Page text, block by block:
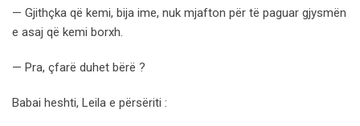
— Gjithçka që kemi, bija ime, nuk mjafton për të paguar gjysmën
e asaj që kemi borxh.
— Pra, çfarë duhet bërë ?
Babai heshti, Leila e përsëriti :